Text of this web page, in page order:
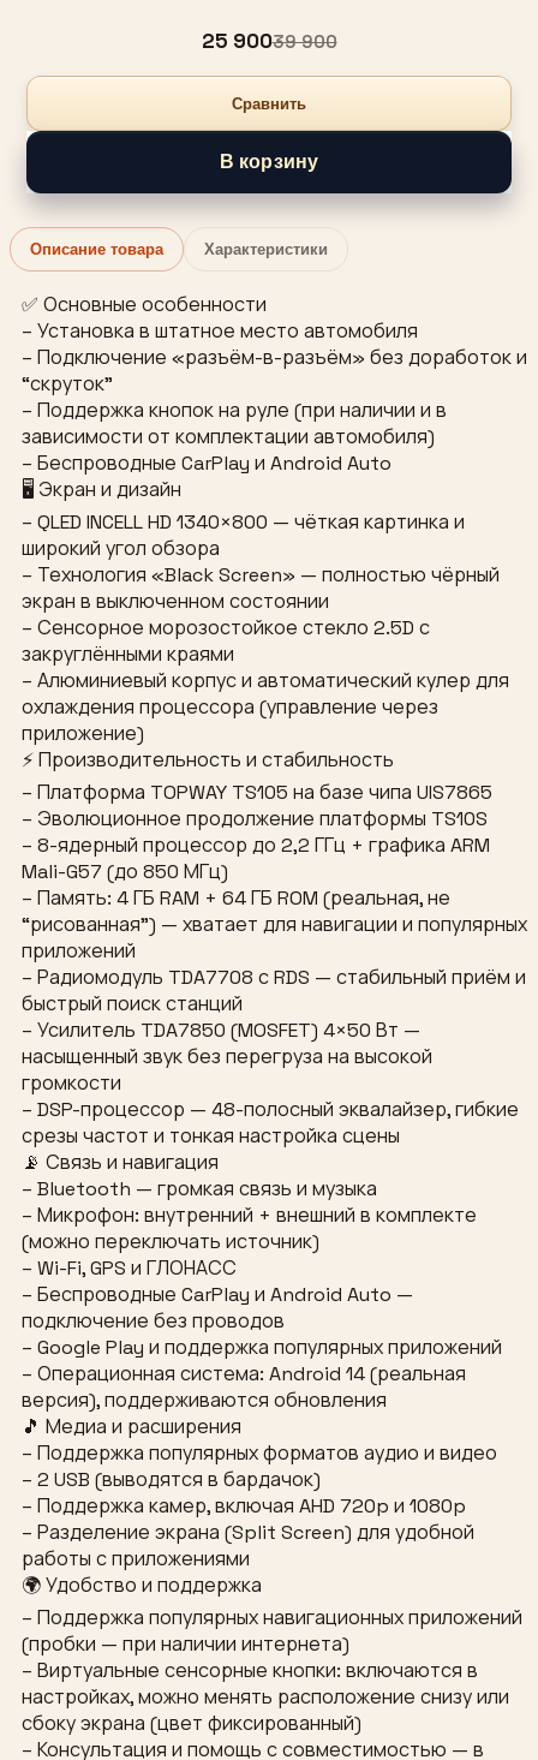
25 90039 900
Сравнить
В корзину
Описание товара Характеристики
✅ Основные особенности
– Установка в штатное место автомобиля
– Подключение «разъём-в-разъём» без доработок и
“скруток”
– Поддержка кнопок на руле (при наличии и в
зависимости от комплектации автомобиля)
– Беспроводные CarPlay и Android Auto
🖥 Экран и дизайн
– QLED INCELL HD 1340×800 — чёткая картинка и
широкий угол обзора
– Технология «Black Screen» — полностью чёрный
экран в выключенном состоянии
– Сенсорное морозостойкое стекло 2.5D с
закруглёнными краями
– Алюминиевый корпус и автоматический кулер для
охлаждения процессора (управление через
приложение)
⚡ Производительность и стабильность
– Платформа TOPWAY TS105 на базе чипа UIS7865
– Эволюционное продолжение платформы TS10S
– 8-ядерный процессор до 2,2 ГГц + графика ARM
Mali-G57 (до 850 МГц)
– Память: 4 ГБ RAM + 64 ГБ ROM (реальная, не
“рисованная”) — хватает для навигации и популярных
приложений
– Радиомодуль TDA7708 с RDS — стабильный приём и
быстрый поиск станций
– Усилитель TDA7850 (MOSFET) 4×50 Вт —
насыщенный звук без перегруза на высокой
громкости
– DSP-процессор — 48-полосный эквалайзер, гибкие
срезы частот и тонкая настройка сцены
📡 Связь и навигация
– Bluetooth — громкая связь и музыка
– Микрофон: внутренний + внешний в комплекте
(можно переключать источник)
– Wi-Fi, GPS и ГЛОНАСС
– Беспроводные CarPlay и Android Auto —
подключение без проводов
– Google Play и поддержка популярных приложений
– Операционная система: Android 14 (реальная
версия), поддерживаются обновления
🎵 Медиа и расширения
– Поддержка популярных форматов аудио и видео
– 2 USB (выводятся в бардачок)
– Поддержка камер, включая AHD 720p и 1080p
– Разделение экрана (Split Screen) для удобной
работы с приложениями
🌍 Удобство и поддержка
– Поддержка популярных навигационных приложений
(пробки — при наличии интернета)
– Виртуальные сенсорные кнопки: включаются в
настройках, можно менять расположение снизу или
сбоку экрана (цвет фиксированный)
– Консультация и помощь с совместимостью — в